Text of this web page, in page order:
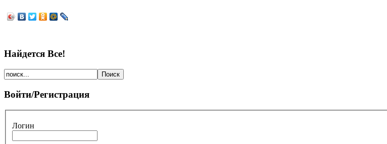
Найдется Все!
Войти/Регистрация
Логин